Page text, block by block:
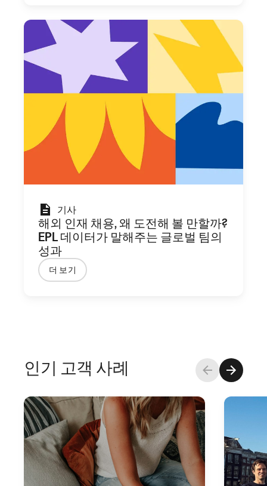
기사
해외 인재 채용, 왜 도전해 볼 만할까?
EPL 데이터가 말해주는 글로벌 팀의
성과
더 보기
인기 고객 사례